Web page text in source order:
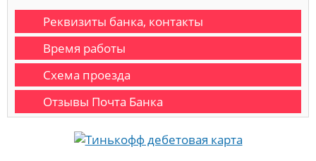
Реквизиты банка, контакты
Время работы
Схема проезда
Отзывы Почта Банка